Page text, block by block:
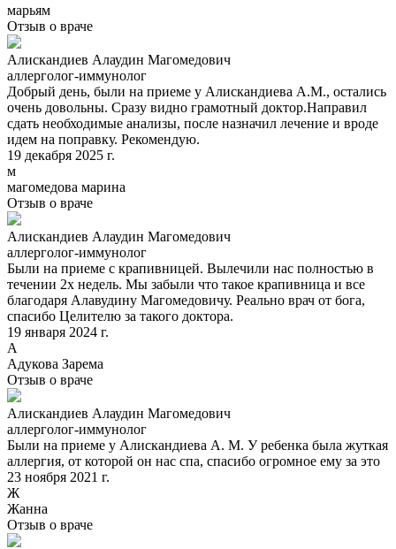
марьям
Отзыв о враче
Алискандиев Алаудин Магомедович
аллерголог-иммунолог
Добрый день, были на приеме у Алискандиева А.М., остались
очень довольны. Сразу видно грамотный доктор.Направил
сдать необходимые анализы, после назначил лечение и вроде
идем на поправку. Рекомендую.
19 декабря 2025 г.
м
магомедова марина
Отзыв о враче
Алискандиев Алаудин Магомедович
аллерголог-иммунолог
Были на приеме с крапивницей. Вылечили нас полностью в
течении 2х недель. Мы забыли что такое крапивница и все
благодаря Алавудину Магомедовичу. Реально врач от бога,
спасибо Целителю за такого доктора.
19 января 2024 г.
А
Адукова Зарема
Отзыв о враче
Алискандиев Алаудин Магомедович
аллерголог-иммунолог
Были на приеме у Алискандиева А. М. У ребенка была жуткая
аллергия, от которой он нас спа, спасибо огромное ему за это
23 ноября 2021 г.
Ж
Жанна
Отзыв о враче